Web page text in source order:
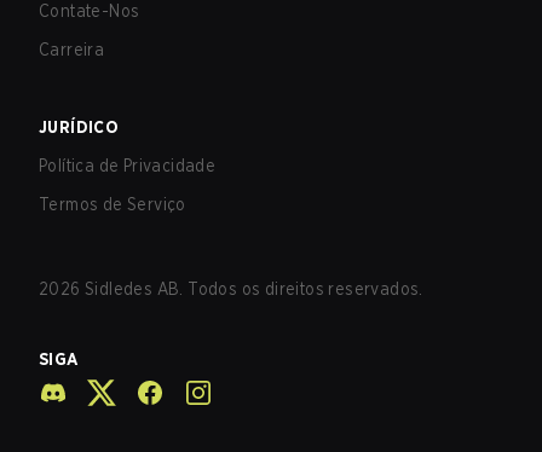
Contate-Nos
Carreira
JURÍDICO
Política de Privacidade
Termos de Serviço
2026 Sidledes AB. Todos os direitos reservados.
SIGA